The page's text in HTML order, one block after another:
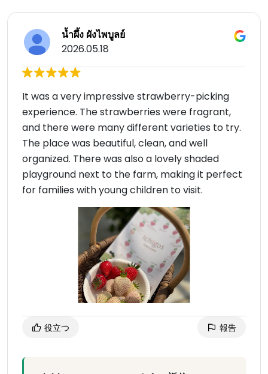
น้ำผึ้ง ผังไพบูลย์
2026.05.18
It was a very impressive strawberry-picking
experience. The strawberries were fragrant,
and there were many different varieties to try.
The place was beautiful, clean, and well
organized. There was also a lovely shaded
playground next to the farm, making it perfect
for families with young children to visit.
役立つ 報告